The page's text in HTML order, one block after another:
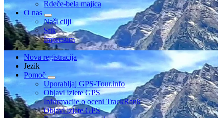
Rdeče-bela majica
O nas
Naši cilji
Stik
Impresum
Nova registracija
Jezik
Pomoč
Uporabljaj GPS-Tour.info
Objavi izlete GPS
Informacije o oceni TrackRank
Objavi izlete GPS